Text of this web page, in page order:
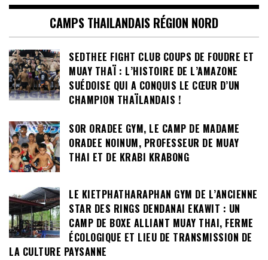
CAMPS THAILANDAIS RÉGION NORD
SEDTHEE FIGHT CLUB COUPS DE FOUDRE ET
MUAY THAÏ : L’HISTOIRE DE L’AMAZONE
SUÉDOISE QUI A CONQUIS LE CŒUR D’UN
CHAMPION THAÏLANDAIS !
SOR ORADEE GYM, LE CAMP DE MADAME
ORADEE NOINUM, PROFESSEUR DE MUAY
THAI ET DE KRABI KRABONG
LE KIETPHATHARAPHAN GYM DE L’ANCIENNE
STAR DES RINGS DENDANAI EKAWIT : UN
CAMP DE BOXE ALLIANT MUAY THAI, FERME
ÉCOLOGIQUE ET LIEU DE TRANSMISSION DE
LA CULTURE PAYSANNE